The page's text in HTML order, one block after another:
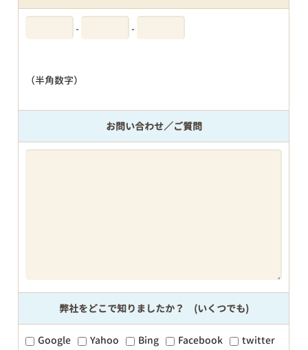
- -
（半角数字）
お問い合わせ／ご質問
弊社をどこで知りましたか？ (いくつでも)
Google Yahoo Bing Facebook
twitter